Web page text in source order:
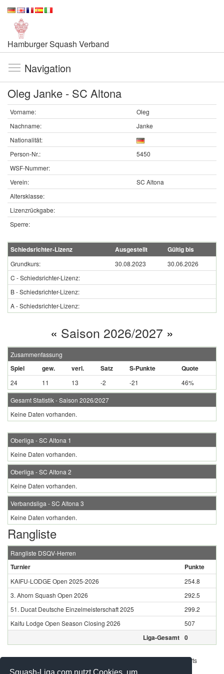
Squash-Liga.com nutzt Cookies, um
Hamburger Squash Verband
Navigation
Oleg Janke - SC Altona
Vorname:
Oleg
Nachname:
Janke
Nationalität:
Person-Nr.:
5450
WSF-Nummer:
Verein:
SC Altona
Altersklasse:
Lizenzrückgabe:
Sperre:
Schiedsrichter-Lizenz Ausgestellt Gültig bis
Grundkurs: 30.08.2023
30.06.2026
C - Schiedsrichter-Lizenz:
B - Schiedsrichter-Lizenz:
A - Schiedsrichter-Lizenz:
« Saison 2026/2027 »
Zusammenfassung
Spiel gew. verl. Satz S-Punkte Quote
24 11 13 -2 -21 46%
Gesamt Statistik - Saison 2026/2027
Keine Daten vorhanden.
Oberliga - SC Altona 1
Keine Daten vorhanden.
Oberliga - SC Altona 2
Keine Daten vorhanden.
Verbandsliga - SC Altona 3
Keine Daten vorhanden.
Rangliste
Rangliste DSQV-Herren
Turnier Punkte
KAIFU-LODGE Open 2025-2026
254.8
3. Ahorn Squash Open 2026
292.5
51. Ducat Deutsche Einzelmeisterschaft 2025
299.2
Kaifu Lodge Open Season Closing 2026
507
Liga-Gesamt 0
Werbung - Offizielle Pool Partner des deutschen Squashsports